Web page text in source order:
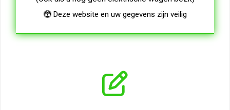
Deze website en uw gegevens zijn veilig